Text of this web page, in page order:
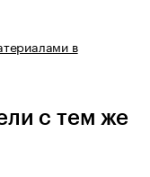
в
с тем же